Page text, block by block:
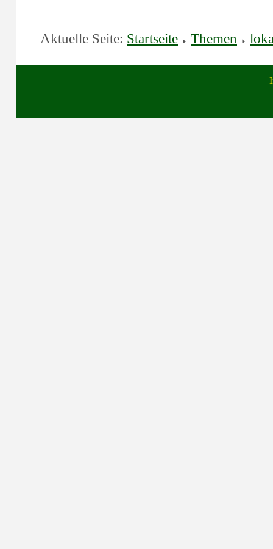
Aktuelle Seite: Startseite Themen